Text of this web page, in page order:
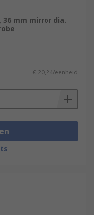
36 mm mirror dia.
€ 20,24/eenheid